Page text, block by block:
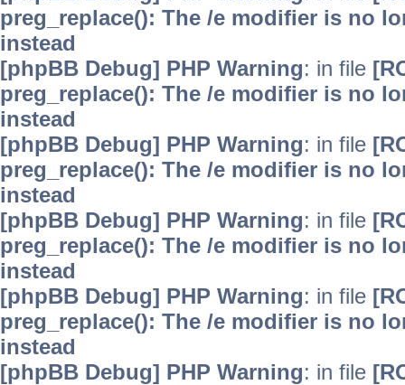
preg_replace(): The /e modifier is no
instead
[phpBB Debug] PHP Warning: in file
preg_replace(): The /e modifier is no
instead
[phpBB Debug] PHP Warning: in file
preg_replace(): The /e modifier is no
instead
[phpBB Debug] PHP Warning: in file
preg_replace(): The /e modifier is no
instead
[phpBB Debug] PHP Warning: in file
preg_replace(): The /e modifier is no
instead
[phpBB Debug] PHP Warning: in file